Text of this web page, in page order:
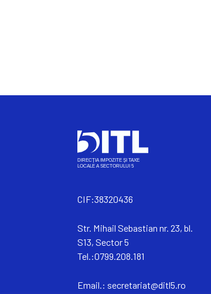
CIF:38320436
Str. Mihail Sebastian nr. 23, bl.
S13, Sector 5
Tel.:0799.208.181
Email.: secretariat@ditl5.ro